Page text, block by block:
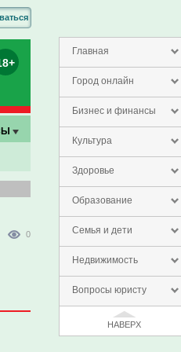
Главная
Город онлайн
Бизнес и финансы
Культура
Здоровье
Образование
Семья и дети
Недвижимость
Вопросы юристу
НАВЕРХ
0